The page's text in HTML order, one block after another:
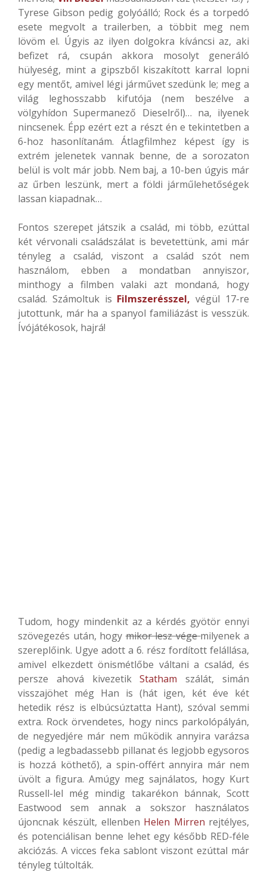
Tyrese Gibson pedig golyóálló; Rock és a torpedó
esete megvolt a trailerben, a többit meg nem
lövöm el. Úgyis az ilyen dolgokra kíváncsi az, aki
befizet rá, csupán akkora mosolyt generáló
hülyeség, mint a gipszből kiszakított karral lopni
egy mentőt, amivel légi járművet szedünk le; meg a
világ leghosszabb kifutója (nem beszélve a
völgyhídon Supermanező Dieselről)… na, ilyenek
nincsenek. Épp ezért ezt a részt én e tekintetben a
6-hoz hasonlítanám. Átlagfilmhez képest így is
extrém jelenetek vannak benne, de a sorozaton
belül is volt már jobb. Nem baj, a 10-ben úgyis már
az űrben leszünk, mert a földi járműlehetőségek
lassan kiapadnak…
Fontos szerepet játszik a család, mi több, ezúttal
két vérvonali családszálat is bevetettünk, ami már
tényleg a család, viszont a család szót nem
használom, ebben a mondatban annyiszor,
minthogy a filmben valaki azt mondaná, hogy
család. Számoltuk is Filmszerésszel, végül 17-re
jutottunk, már ha a spanyol familiázást is vesszük.
Ívójátékosok, hajrá!
Tudom, hogy mindenkit az a kérdés gyötör ennyi
szövegezés után, hogymikor lesz végemilyenek a
szereplőink. Ugye adott a 6. rész fordított felállása,
amivel elkezdett önismétlőbe váltani a család, és
persze ahová kivezetikStatham szálát, simán
visszajöhet még Han is (hát igen, két éve két
hetedik rész is elbúcsúztatta Hant), szóval semmi
extra. Rock örvendetes, hogy nincs parkolópályán,
de negyedjére már nem működik annyira varázsa
(pedig a legbadassebb pillanat és legjobb egysoros
is hozzá köthető), a spin-offért annyira már nem
üvölt a figura. Amúgy meg sajnálatos, hogy Kurt
Russell-lel még mindig takarékon bánnak, Scott
Eastwood sem annak a sokszor használatos
újoncnak készült, ellenben Helen Mirren rejtélyes,
és potenciálisan benne lehet egy később RED-féle
akciózás. A vicces feka sablont viszont ezúttal már
tényleg túltolták.